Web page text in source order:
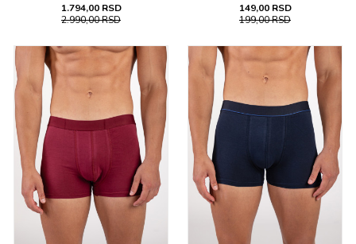
1.794,00 RSD
2.990,00RSD
149,00 RSD
199,00RSD